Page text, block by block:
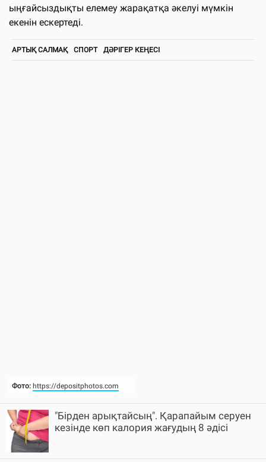
Фото: https://depositphotos.com
ыңғайсыздықты елемеу жарақатқа әкелуі мүмкін
екенін ескертеді.
АРТЫҚ САЛМАҚ СПОРТ ДӘРІГЕР КЕҢЕСІ
"Бірден арықтайсың". Қарапайым серуен
кезінде көп калория жағудың 8 әдісі